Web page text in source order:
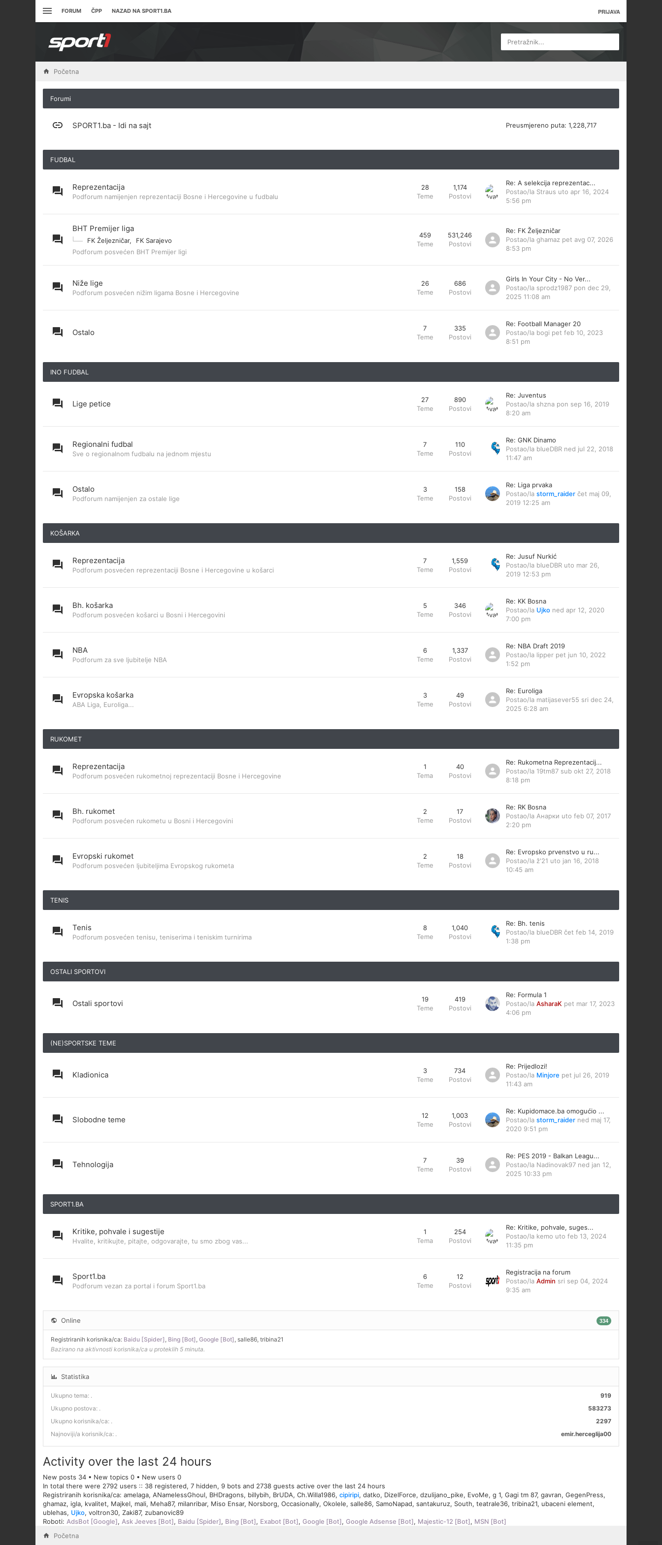
FORUM ČPP NAZAD NA SPORT1.BA PRIJAVA
Pretražnik...
Početna
Forumi
SPORT1.ba - Idi na sajt Preusmjereno puta: 1,228,717
FUDBAL
Reprezentacija
Podforum namijenjen reprezentaciji Bosne i Hercegovine u fudbalu
28
Teme
1,174
Postovi
Re: A selekcija reprezentac...
Postao/la Straus uto apr 16, 2024
5:56 pm
BHT Premijer liga
FK Željezničar,
FK Sarajevo
Podforum posvećen BHT Premijer ligi
459
Teme
531,246
Postovi
Re: FK Željezničar
Postao/la ghamaz pet avg 07, 2026
8:53 pm
Niže lige
Podforum posvećen nižim ligama Bosne i Hercegovine
26
Teme
686
Postovi
Girls In Your City - No Ver...
Postao/la sprodz1987 pon dec 29,
2025 11:08 am
Ostalo
7
Teme
335
Postovi
Re: Football Manager 20
Postao/la bogi pet feb 10, 2023
8:51 pm
INO FUDBAL
Lige petice
27
Teme
890
Postovi
Re: Juventus
Postao/la shzna pon sep 16, 2019
8:20 am
Regionalni fudbal
Sve o regionalnom fudbalu na jednom mjestu
7
Teme
110
Postovi
Re: GNK Dinamo
Postao/la blueDBR ned jul 22, 2018
11:47 am
Ostalo
Podforum namijenjen za ostale lige
3
Teme
158
Postovi
Re: Liga prvaka
Postao/la storm_raider čet maj 09,
2019 12:25 am
KOŠARKA
Reprezentacija
Podforum posvećen reprezentaciji Bosne i Hercegovine u košarci
7
Teme
1,559
Postovi
Re: Jusuf Nurkić
Postao/la blueDBR uto mar 26,
2019 12:53 pm
Bh. košarka
Podforum posvećen košarci u Bosni i Hercegovini
5
Teme
346
Postovi
Re: KK Bosna
Postao/la Ujko ned apr 12, 2020
7:00 pm
NBA
Podforum za sve ljubitelje NBA
6
Teme
1,337
Postovi
Re: NBA Draft 2019
Postao/la lipper pet jun 10, 2022
1:52 pm
Evropska košarka
ABA Liga, Euroliga...
3
Teme
49
Postovi
Re: Euroliga
Postao/la matijasever55 sri dec 24,
2025 6:28 am
RUKOMET
Reprezentacija
Podforum posvećen rukometnoj reprezentaciji Bosne i Hercegovine
1
Tema
40
Postovi
Re: Rukometna Reprezentacij...
Postao/la 19tm87 sub okt 27, 2018
8:18 pm
Bh. rukomet
Podforum posvećen rukometu u Bosni i Hercegovini
2
Teme
17
Postovi
Re: RK Bosna
Postao/la Анарки uto feb 07, 2017
2:20 pm
Evropski rukomet
Podforum posvećen ljubiteljima Evropskog rukometa
2
Teme
18
Postovi
Re: Evropsko prvenstvo u ru...
Postao/la ž'21 uto jan 16, 2018
10:45 am
TENIS
Tenis
Podforum posvećen tenisu, teniserima i teniskim turnirima
8
Teme
1,040
Postovi
Re: Bh. tenis
Postao/la blueDBR čet feb 14, 2019
1:38 pm
OSTALI SPORTOVI
Ostali sportovi
19
Teme
419
Postovi
Re: Formula 1
Postao/la AsharaK pet mar 17, 2023
4:06 pm
(NE)SPORTSKE TEME
Kladionica
3
Teme
734
Postovi
Re: Prijedlozi!
Postao/la Minjore pet jul 26, 2019
11:43 am
Slobodne teme
12
Teme
1,003
Postovi
Re: Kupidomace.ba omogućio ...
Postao/la storm_raider ned maj 17,
2020 9:51 pm
Tehnologija
7
Teme
39
Postovi
Re: PES 2019 - Balkan Leagu...
Postao/la Nadinovak97 ned jan 12,
2025 10:33 pm
SPORT1.BA
Kritike, pohvale i sugestije
Hvalite, kritikujte, pitajte, odgovarajte, tu smo zbog vas...
1
Tema
254
Postovi
Re: Kritike, pohvale, suges...
Postao/la kemo uto feb 13, 2024
11:35 pm
Sport1.ba
Podforum vezan za portal i forum Sport1.ba
6
Teme
12
Postovi
Registracija na forum
Postao/la Admin sri sep 04, 2024
9:35 am
Online 334
Registriranih korisnika/ca: Baidu [Spider] , Bing [Bot] , Google [Bot] , salle86, tribina21
Bazirano na aktivnosti korisnika/ca u proteklih 5 minuta.
Statistika
Ukupno tema: 919
.
Ukupno postova:
583273
.
Ukupno korisnika/ca:
2297
.
Najnoviji/a korisnik/ca:
emir.herceglija00
.
Activity over the last 24 hours
New posts 34 • New topics 0 • New users 0
In total there were 2792 users :: 38 registered, 7 hidden, 9 bots and 2738 guests active over the last 24 hours
Registriranih korisnika/ca: amelaga, ANamelessGhoul, BHDragons, billybih, BrUDA, Ch.Willa1986, cipiripi, datko, DizelForce, dzulijano_pike, EvoMe, g 1, Gagi tm 87, gavran, GegenPress,
ghamaz, igla, kvalitet, Majkel, mali, Meha87, milanribar, Miso Ensar, Norsborg, Occasionally, Okolele, salle86, SamoNapad, santakuruz, South, teatrale36, tribina21, ubaceni element,
ublehas, Ujko, voltron30, Zaki87, zubanovic89
Roboti: AdsBot [Google], Ask Jeeves [Bot], Baidu [Spider], Bing [Bot], Exabot [Bot], Google [Bot], Google Adsense [Bot], Majestic-12 [Bot], MSN [Bot]
Početna